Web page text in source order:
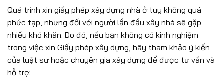
Quá trình xin giấy phép xây dựng nhà ở tuy không quá
phức tạp, nhưng đối với người lần đầu xây nhà sẽ gặp
nhiều khó khăn. Do đó, nếu bạn không có kinh nghiệm
trong việc xin Giấy phép xây dựng, hãy tham khảo ý kiến
của luật sư hoặc chuyên gia xây dựng để được tư vấn và
hỗ trợ.